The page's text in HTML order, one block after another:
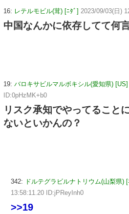
16: レテルモビル(茸) [ﾆﾀﾞ] 2023/09/03(日)
中国なんかに依存してて何
19: バロキサビルマルボキシル(愛知県) [US]
ID:0pHzMK+b0
リスク承知でやってること
ないといかんの？
342: ドルテグラビルナトリウム(山梨県) [
13:58:11.20 ID:jPReyInh0
>>19